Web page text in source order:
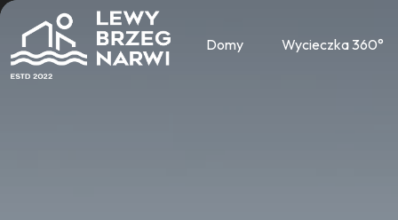
Domy Wycieczka 360°